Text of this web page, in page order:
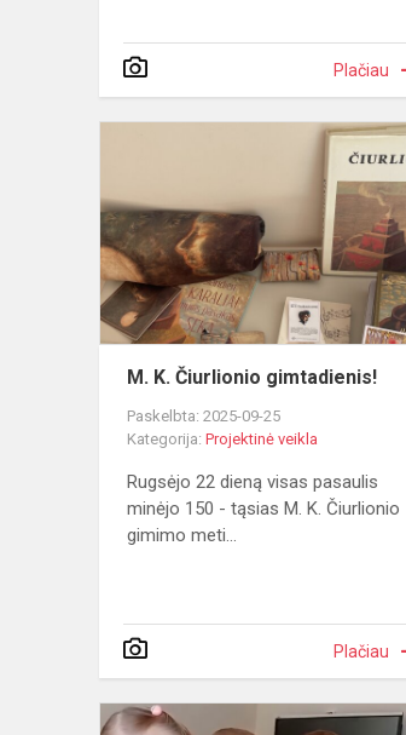
Plačiau
M. K. Čiurlionio gimtadienis!
Paskelbta: 2025-09-25
Kategorija: Projektinė veikla
Rugsėjo 22 dieną visas pasaulis
minėjo 150 - tąsias M. K. Čiurlionio
gimimo meti...
Plačiau